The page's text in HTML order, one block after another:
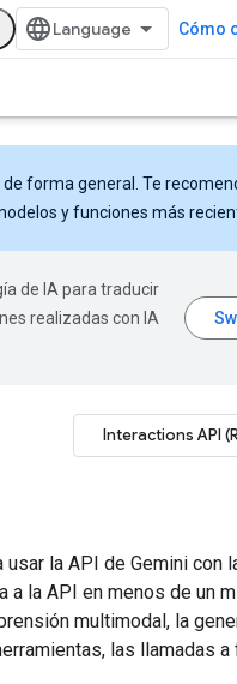
Cómo
forma general. Te
y funciones más
de IA para traducir
realizadas con IA
Interactions API
la API de Gemini con
a la API en menos de un
multimodal, la
las llamadas